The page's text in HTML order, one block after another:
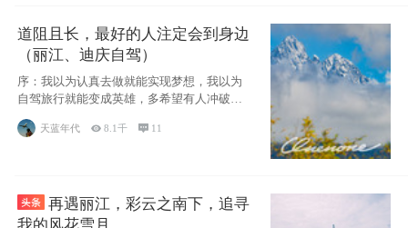
道阻且长，最好的人注定会到身边
（丽江、迪庆自驾）
序：我以为认真去做就能实现梦想，我以为
自驾旅行就能变成英雄，多希望有人冲破疑
天蓝年代 8.1千  11
再遇丽江，彩云之南下，追寻